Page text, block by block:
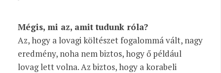
Mégis, mi az, amit tudunk róla?
Az, hogy a lovagi költészet fogalommá vált, nagy
eredmény, noha nem biztos, hogy ő például
lovag lett volna. Az biztos, hogy a korabeli